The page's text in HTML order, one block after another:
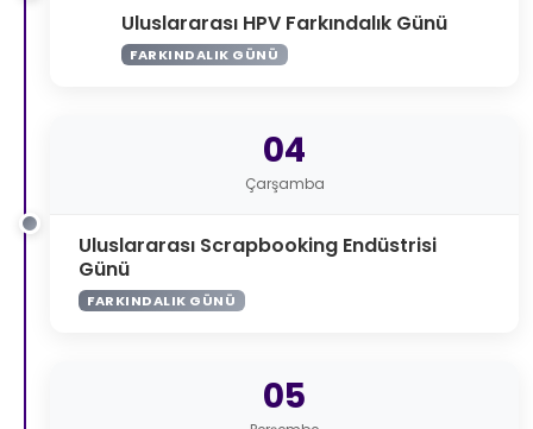
Uluslararası HPV Farkındalık Günü
FARKINDALIK GÜNÜ
04
Çarşamba
Uluslararası Scrapbooking Endüstrisi
Günü
FARKINDALIK GÜNÜ
05